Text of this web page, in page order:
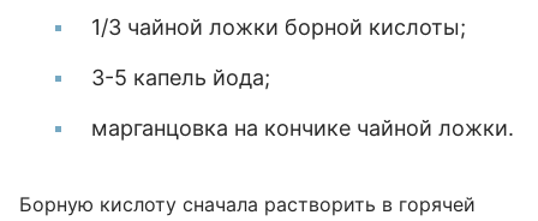
1/3 чайной ложки борной кислоты;
3-5 капель йода;
марганцовка на кончике чайной ложки.
Борную кислоту сначала растворить в горячей